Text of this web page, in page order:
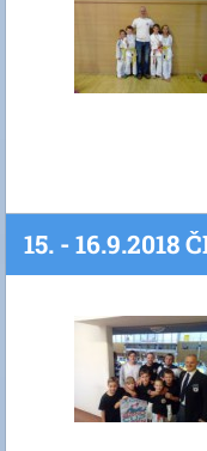
15. - 16.9.2018